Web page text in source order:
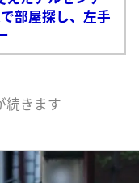
部屋探し、左手
続きます